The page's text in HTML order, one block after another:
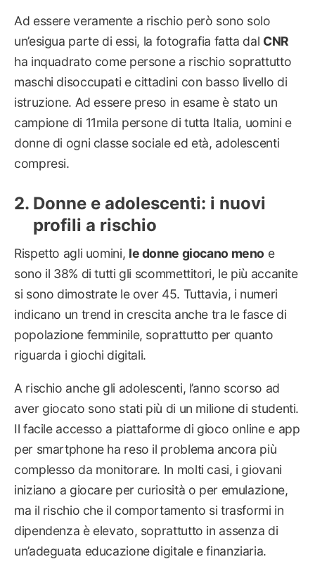
Ad essere veramente a rischio però sono solo
un’esigua parte di essi, la fotografia fatta dal CNR
ha inquadrato come persone a rischio soprattutto
maschi disoccupati e cittadini con basso livello di
istruzione. Ad essere preso in esame è stato un
campione di 11mila persone di tutta Italia, uomini e
donne di ogni classe sociale ed età, adolescenti
compresi.
Donne e adolescenti: i nuovi
profili a rischio
Rispetto agli uomini, le donne giocano meno e
sono il 38% di tutti gli scommettitori, le più accanite
si sono dimostrate le over 45. Tuttavia, i numeri
indicano un trend in crescita anche tra le fasce di
popolazione femminile, soprattutto per quanto
riguarda i giochi digitali.
A rischio anche gli adolescenti, l’anno scorso ad
aver giocato sono stati più di un milione di studenti.
Il facile accesso a piattaforme di gioco online e app
per smartphone ha reso il problema ancora più
complesso da monitorare. In molti casi, i giovani
iniziano a giocare per curiosità o per emulazione,
ma il rischio che il comportamento si trasformi in
dipendenza è elevato, soprattutto in assenza di
un’adeguata educazione digitale e finanziaria.